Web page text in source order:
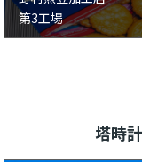
第3工場
塔時